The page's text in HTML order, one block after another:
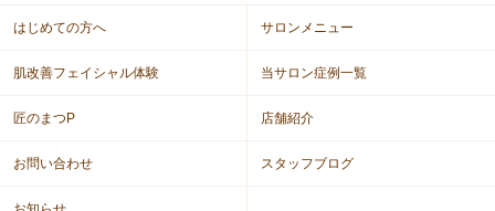
はじめての方へ サロンメニュー
肌改善フェイシャル体験 当サロン症例一覧
匠のまつP 店舗紹介
お問い合わせ スタッフブログ